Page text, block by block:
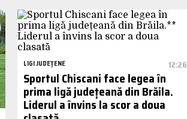
LIGI JUDEȚENE 12:26
Sportul Chiscani face legea în
prima ligă județeană din Brăila.
Liderul a învins la scor a doua